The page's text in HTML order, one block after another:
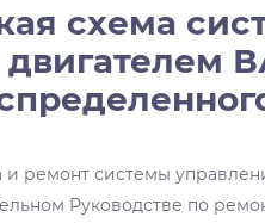
схема
двигателем
и ремонт системы
Руководстве по